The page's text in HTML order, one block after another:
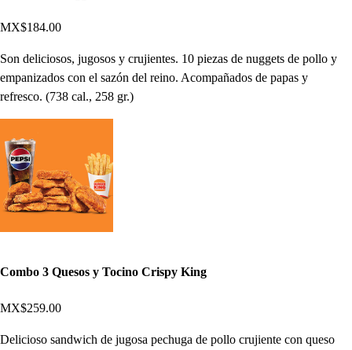
MX$184.00
Son deliciosos, jugosos y crujientes. 10 piezas de nuggets de pollo y
empanizados con el sazón del reino. Acompañados de papas y
refresco. (738 cal., 258 gr.)
Combo 3 Quesos y Tocino Crispy King
MX$259.00
Delicioso sandwich de jugosa pechuga de pollo crujiente con queso